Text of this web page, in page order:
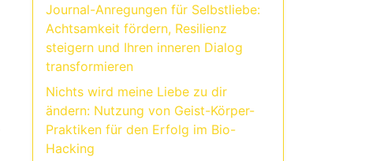
Journal-Anregungen für Selbstliebe:
Achtsamkeit fördern, Resilienz
steigern und Ihren inneren Dialog
transformieren
Nichts wird meine Liebe zu dir
ändern: Nutzung von Geist-Körper-
Praktiken für den Erfolg im Bio-
Hacking